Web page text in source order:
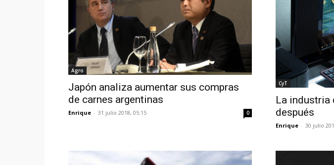
Agro
Japón analiza aumentar sus compras
de carnes argentinas
Enrique - 31 julio 2018, 05:15 0
CyT
La industria
después
Enrique - 30 julio